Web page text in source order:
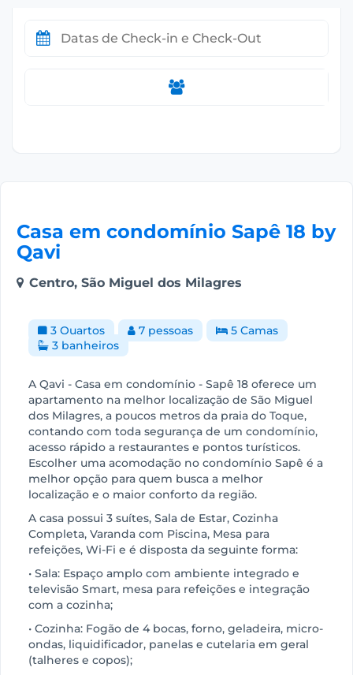
Casa em condomínio Sapê 18 by
Qavi
Centro, São Miguel dos Milagres
3 Quartos 7 pessoas
5 Camas
3 banheiros
A Qavi - Casa em condomínio - Sapê 18 oferece um
apartamento na melhor localização de São Miguel
dos Milagres, a poucos metros da praia do Toque,
contando com toda segurança de um condomínio,
acesso rápido a restaurantes e pontos turísticos.
Escolher uma acomodação no condomínio Sapê é a
melhor opção para quem busca a melhor
localização e o maior conforto da região.
A casa possui 3 suítes, Sala de Estar, Cozinha
Completa, Varanda com Piscina, Mesa para
refeições, Wi-Fi e é disposta da seguinte forma:
• Sala: Espaço amplo com ambiente integrado e
televisão Smart, mesa para refeições e integração
com a cozinha;
• Cozinha: Fogão de 4 bocas, forno, geladeira, micro-
ondas, liquidificador, panelas e cutelaria em geral
(talheres e copos);